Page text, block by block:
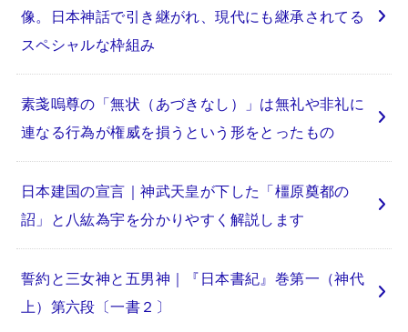
像。日本神話で引き継がれ、現代にも継承されてる
スペシャルな枠組み
素戔嗚尊の「無状（あづきなし）」は無礼や非礼に
連なる行為が権威を損うという形をとったもの
日本建国の宣言｜神武天皇が下した「橿原奠都の
詔」と八紘為宇を分かりやすく解説します
誓約と三女神と五男神｜『日本書紀』巻第一（神代
上）第六段〔一書２〕